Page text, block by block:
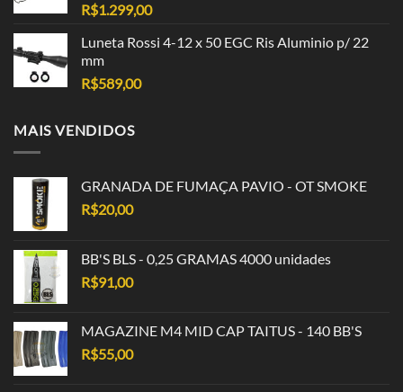
R$1.299,00
Luneta Rossi 4-12 x 50 EGC Ris Aluminio p/ 22
mm
R$589,00
MAIS VENDIDOS
GRANADA DE FUMAÇA PAVIO - OT SMOKE
R$20,00
BB'S BLS - 0,25 GRAMAS 4000 unidades
R$91,00
MAGAZINE M4 MID CAP TAITUS - 140 BB'S
R$55,00